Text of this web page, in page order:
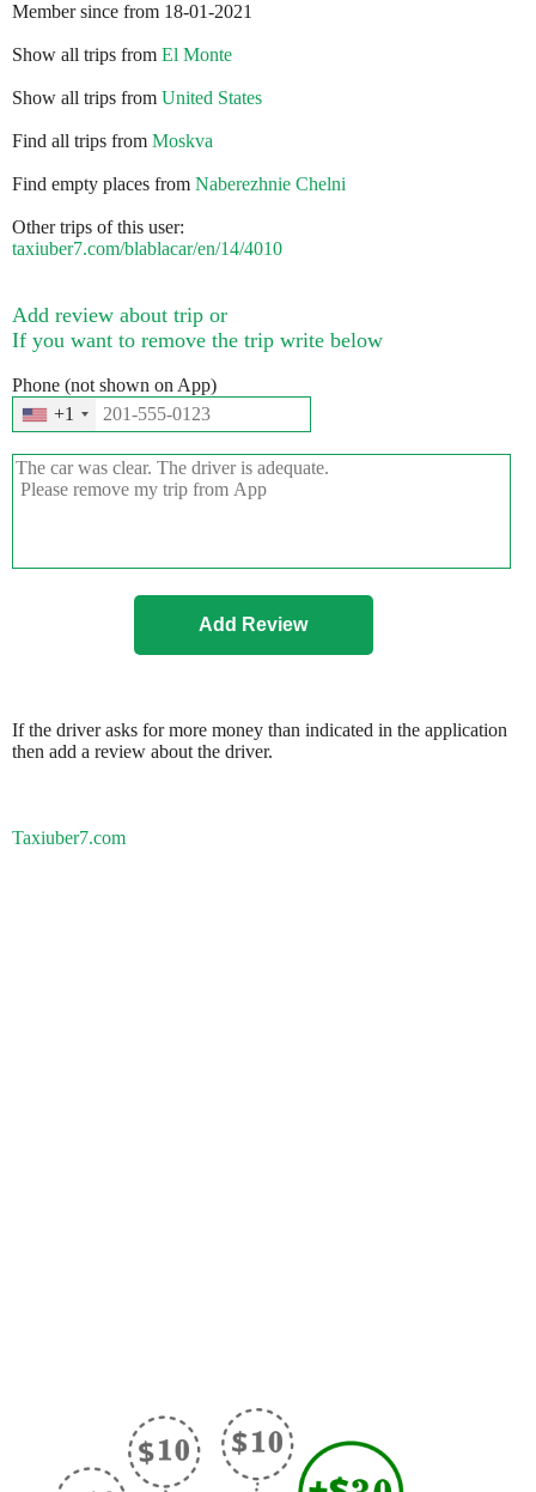
Member since from 18-01-2021
Show all trips from El Monte
Show all trips from United States
Find all trips from Moskva
Find empty places from Naberezhnie Chelni
Other trips of this user:
taxiuber7.com/blablacar/en/14/4010
Add review about trip or
If you want to remove the trip write below
Phone (not shown on App)
+1
If the driver asks for more money than indicated in the application
then add a review about the driver.
Taxiuber7.com